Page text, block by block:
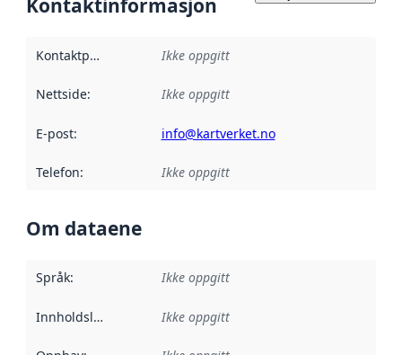
Kontaktinformasjon
Kontaktpunkt Ikke oppgitt
Nettside: Ikke oppgitt
E-post: info@kartverket.no
Telefon: Ikke oppgitt
Om dataene
Språk: Ikke oppgitt
Innholdsleverandører :
Ikke oppgitt